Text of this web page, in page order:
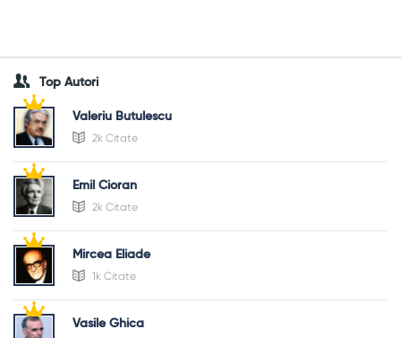
Top Autori
Valeriu Butulescu
2k Citate
Emil Cioran
2k Citate
Mircea Eliade
1k Citate
Vasile Ghica